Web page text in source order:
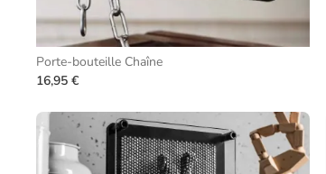
Porte-bouteille Chaîne
16,95 €